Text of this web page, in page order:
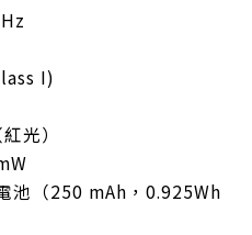
I)
光）
池（250 mAh，0.925Wh